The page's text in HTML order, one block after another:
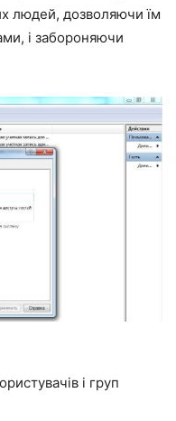
людей, дозволяючи їм
і забороняючи
і груп